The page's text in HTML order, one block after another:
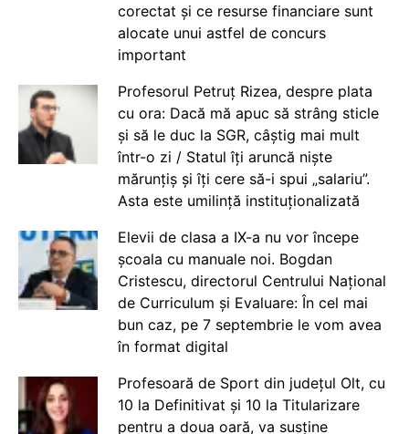
corectat și ce resurse financiare sunt
alocate unui astfel de concurs
important
Profesorul Petruț Rizea, despre plata
cu ora: Dacă mă apuc să strâng sticle
și să le duc la SGR, câștig mai mult
într-o zi / Statul îți aruncă niște
mărunțiș și îți cere să-i spui „salariu”.
Asta este umilință instituționalizată
Elevii de clasa a IX-a nu vor începe
școala cu manuale noi. Bogdan
Cristescu, directorul Centrului Național
de Curriculum și Evaluare: În cel mai
bun caz, pe 7 septembrie le vom avea
în format digital
Profesoară de Sport din județul Olt, cu
10 la Definitivat și 10 la Titularizare
pentru a doua oară, va susține